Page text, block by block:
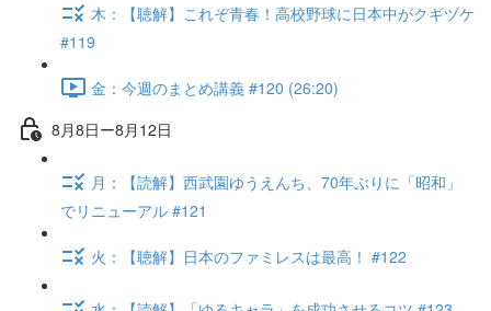
木：【聴解】これぞ青春！高校野球に日本中がクギヅケ
#119
金：今週のまとめ講義 #120 (26:20)
8月8日ー8月12日
月：【読解】西武園ゆうえんち、70年ぶりに「昭和」
でリニューアル #121
火：【聴解】日本のファミレスは最高！ #122